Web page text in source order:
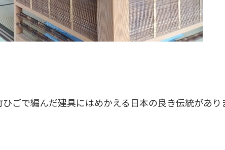
ごで編んだ建具にはめかえる日本の良き伝統があり